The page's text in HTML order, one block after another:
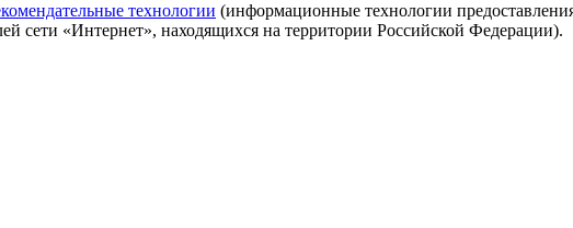
технологии (информационные технологии
сети «Интернет», находящихся на территории Российской Федерации).